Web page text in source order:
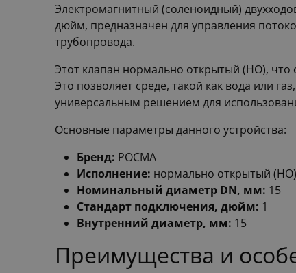
Электромагнитный (соленоидный)
дюйм, предназначен для управления
трубопровода.
Этот клапан нормально открытый (НО), что
Это позволяет среде, такой как вода или
универсальным решением для
Основные параметры данного устройства:
Бренд: РОСМА
Исполнение: нормально открытый (НО)
Номинальный диаметр DN, мм: 15
Стандарт подключения, дюйм: 1
Внутренний диаметр, мм: 15
Преимущества и